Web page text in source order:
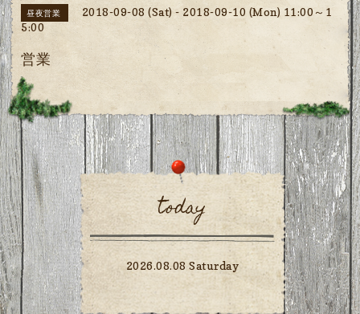
昼夜営業
2018-09-08 (Sat) - 2018-09-10 (Mon) 11:00～1
5:00
営業
today
2026.08.08 Saturday